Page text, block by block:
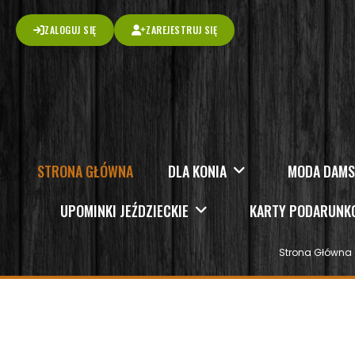
ZALOGUJ SIĘ ZAREJESTRUJ SIĘ
STRONA GŁÓWNA DLA KONIA MODA
UPOMINKI JEŹDZIECKIE
KARTY
Strona Główna